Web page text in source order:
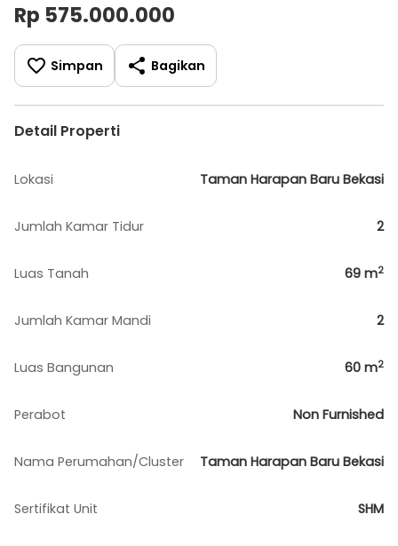
Rp 575.000.000
Simpan Bagikan
Detail Properti
Lokasi Taman Harapan Baru Bekasi
Jumlah Kamar Tidur 2
Luas Tanah 69 m2
Jumlah Kamar Mandi 2
Luas Bangunan 60 m2
Perabot Non Furnished
Nama Perumahan/Cluster Taman Harapan Baru Bekasi
Sertifikat Unit SHM